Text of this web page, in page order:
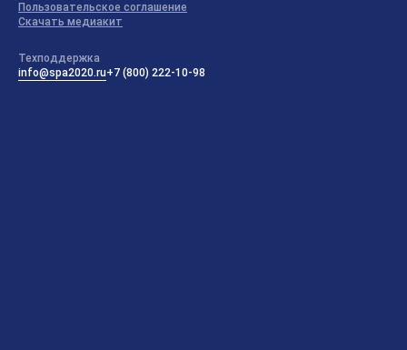
Пользовательское соглашение
Скачать медиакит
Техподдержка
info@spa2020.ru+7 (800) 222-10-98